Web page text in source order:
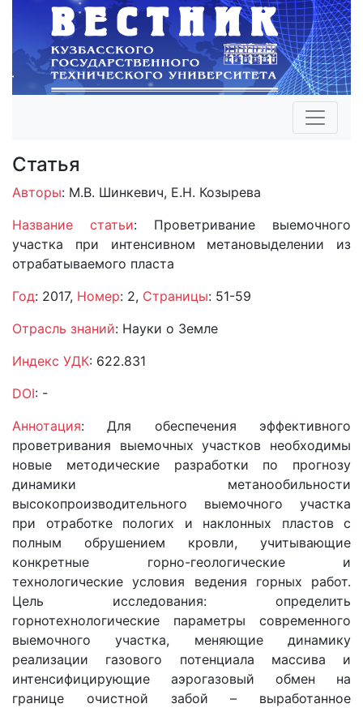
Статья
Авторы: М.В. Шинкевич, Е.Н. Козырева
Название статьи: Проветривание выемочного
участка при интенсивном метановыделении из
отрабатываемого пласта
Год: 2017, Номер: 2, Страницы: 51-59
Отрасль знаний: Науки о Земле
Индекс УДК: 622.831
DOI: -
Аннотация: Для обеспечения эффективного
проветривания выемочных участков необходимы
новые методические разработки по прогнозу
динамики метанообильности
высокопроизводительного выемочного участка
при отработке пологих и наклонных пластов с
полным обрушением кровли, учитывающие
конкретные горно-геологические и
технологические условия ведения горных работ.
Цель исследования: определить
горнотехнологические параметры современного
выемочного участка, меняющие динамику
реализации газового потенциала массива и
интенсифицирующие аэрогазовый обмен на
границе очистной забой – выработанное